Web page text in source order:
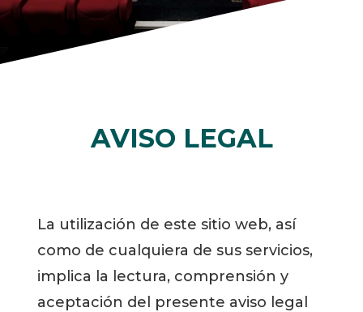
AVISO LEGAL
La utilización de este sitio web, así
como de cualquiera de sus servicios,
implica la lectura, comprensión y
aceptación del presente aviso legal